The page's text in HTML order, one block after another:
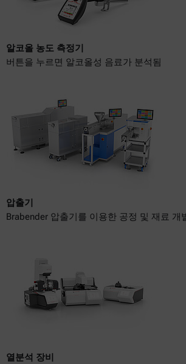
알코올 농도 측정기
버튼을 누르면 알코올성 음료가 분석됨
압출기
Brabender 압출기를 이용한 공정 및 재료 개
열분석 장비